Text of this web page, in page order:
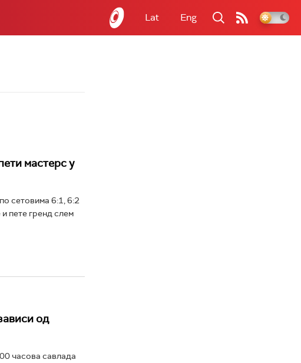
Lat Eng
мастерс у
сетовима 6:1, 6:2
пете гренд слем
од
часова савлада